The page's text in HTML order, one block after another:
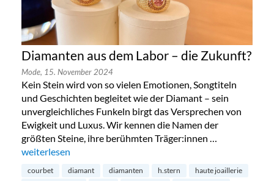
Diamanten aus dem Labor – die Zukunft?
Mode, 15. November 2024
Kein Stein wird von so vielen Emotionen, Songtiteln
und Geschichten begleitet wie der Diamant – sein
unvergleichliches Funkeln birgt das Versprechen von
Ewigkeit und Luxus. Wir kennen die Namen der
größten Steine, ihre berühmten Träger:innen …
„Diamanten aus dem Labor – die Zukunft?“
weiterlesen
courbet diamant diamanten h.stern
haute joaillerie